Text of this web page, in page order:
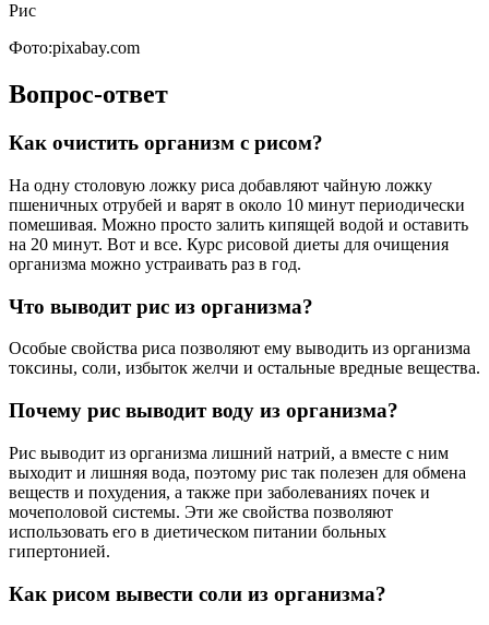
Рис
Фото:pixabay.com
Вопрос-ответ
Как очистить организм с рисом?
На одну столовую ложку риса добавляют чайную ложку
пшеничных отрубей и варят в около 10 минут периодически
помешивая. Можно просто залить кипящей водой и оставить
на 20 минут. Вот и все. Курс рисовой диеты для очищения
организма можно устраивать раз в год.
Что выводит рис из организма?
Особые свойства риса позволяют ему выводить из организма
токсины, соли, избыток желчи и остальные вредные вещества.
Почему рис выводит воду из организма?
Рис выводит из организма лишний натрий, а вместе с ним
выходит и лишняя вода, поэтому рис так полезен для обмена
веществ и похудения, а также при заболеваниях почек и
мочеполовой системы. Эти же свойства позволяют
использовать его в диетическом питании больных
гипертонией.
Как рисом вывести соли из организма?